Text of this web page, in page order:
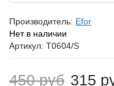
Производитель: Efor
Нет в наличии
Артикул: T0604/S
450 руб 315